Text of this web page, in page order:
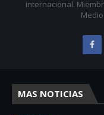
internacional.
MAS NOTICIAS